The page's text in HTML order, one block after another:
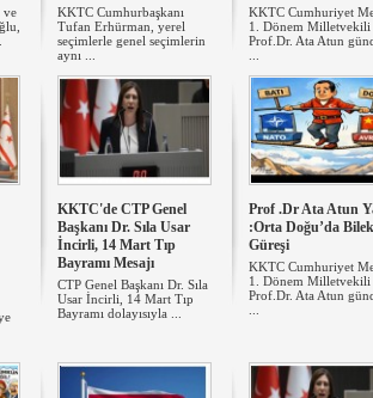
ve
KKTC Cumhurbaşkanı
Tufan Erhürman, yerel
seçimlerle genel seçimlerin
aynı ...
KKTC Cumhuriyet
1. Dönem Milletvekili
Prof.Dr. Ata Atun
KKTC'de CTP Genel
Başkanı Dr. Sıla Usar
İncirli, 14 Mart Tıp
Bayramı Mesajı
CTP Genel Başkanı Dr. Sıla
Usar İncirli, 14 Mart Tıp
Bayramı dolayısıyla ...
Prof .Dr Ata Atun
:Orta Doğu’da Bilek
Güreşi
KKTC Cumhuriyet
1. Dönem Milletvekili
Prof.Dr. Ata Atun